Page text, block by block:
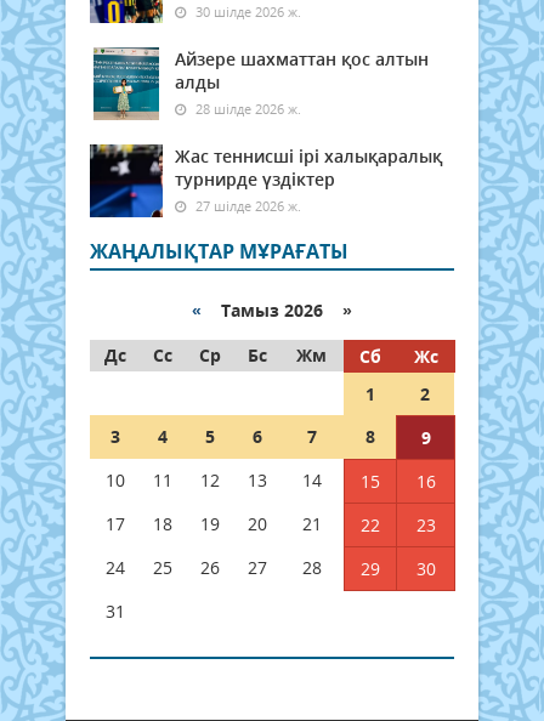
30 шілде 2026 ж.
Айзере шахматтан қос алтын
алды
28 шілде 2026 ж.
Жас теннисші ірі халықаралық
турнирде үздіктер
27 шілде 2026 ж.
ЖАҢАЛЫҚТАР МҰРАҒАТЫ
« Тамыз 2026 »
Дс
Сс Ср Бс Жм Сб
Жс
1
2
3
4 5 6 7 8
9
10
11 12 13 14 15
16
17
18 19 20 21 22
23
24
25 26 27 28 29
30
31